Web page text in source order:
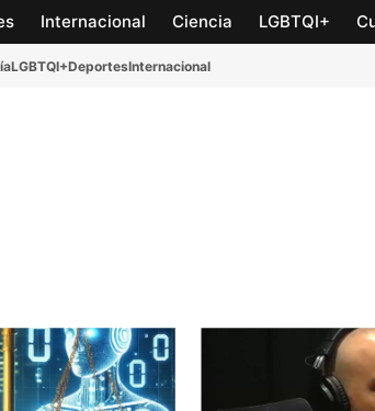
Internacional Ciencia LGBTQI+
LGBTQI+DeportesInternacional